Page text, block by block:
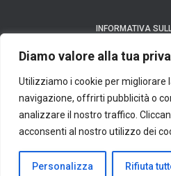
Diamo valore alla tua
Utilizziamo i cookie per migliorare
navigazione, offrirti pubblicità o
analizzare il nostro traffico.
acconsenti al nostro utilizzo dei
Personalizza Rifiuta
INFORMATIVA
Avviso: In nessun caso richiediamo un
Considerazioni: Ci impegniamo al
tempestività delle informazioni. Queste
visualizzate sui siti web degli istituti
di un prodotto specifico. Nel caso di istituti
seleziona un'offerta, si prega di leggere
acquisizione degli